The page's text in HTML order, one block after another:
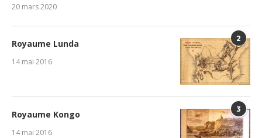
20 mars 2020
2
Royaume Lunda
14 mai 2016
3
Royaume Kongo
14 mai 2016